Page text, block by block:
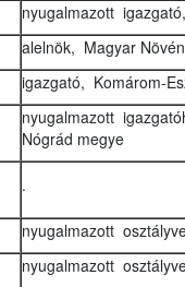
nyugalmazott
alelnök, Magyar
igazgató, Komárom-
nyugalmazott
Nógrád megye
.
nyugalmazott
nyugalmazott